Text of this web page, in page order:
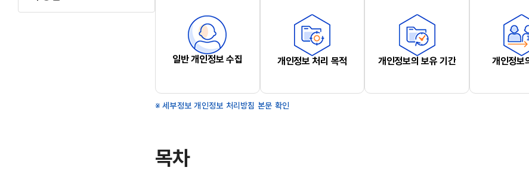
일반 개인정보 수집 개인정보 처리 목적 개인정보의 보유 기간 개인정보
세부정보 개인정보 처리방침 본문 확인
목차